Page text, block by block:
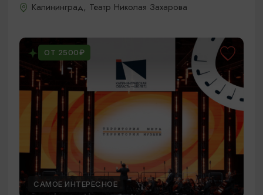
Калининград, Театр Николая Захарова
ОТ 2500₽
САМОЕ ИНТЕРЕСНОЕ